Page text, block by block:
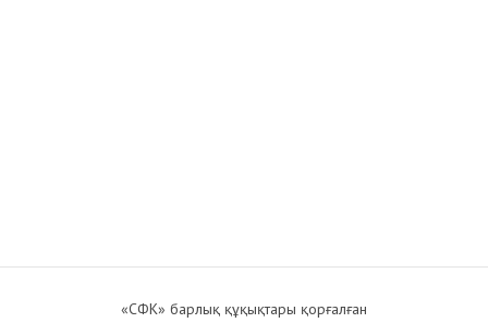
«СФК» барлық құқықтары қорғалған